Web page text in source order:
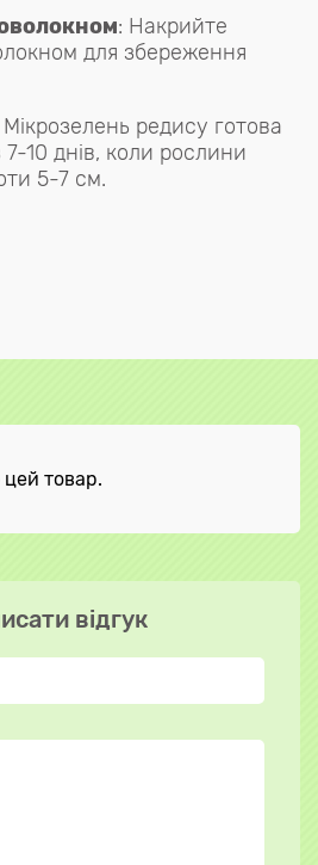
: Накрийте
для збереження
Мікрозелень редису готова
10 днів, коли рослини
5-7 см.
цей товар.
відгук